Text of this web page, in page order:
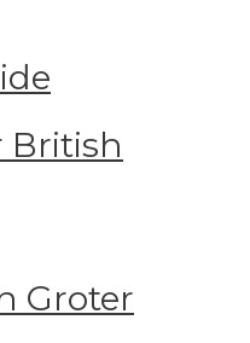
British
Groter